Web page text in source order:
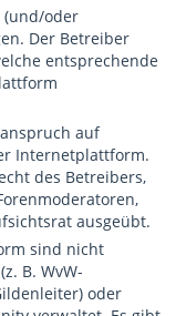
(und/oder
Der Betreiber
entsprechende
auf
Internetplattform.
des Betreibers,
ausgeübt.
sind nicht
B. WvW-
oder